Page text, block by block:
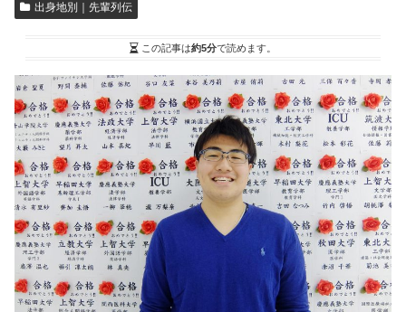
出身地別｜先輩列伝
この記事は約5分で読めます。